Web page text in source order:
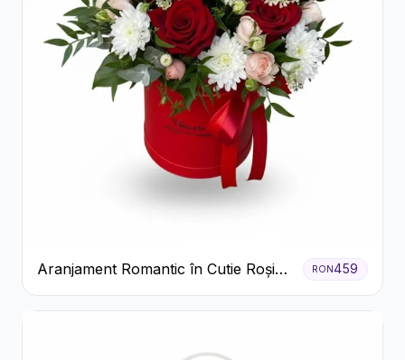
Aranjament Romantic în Cutie Roșie
cu Trandafiri și Crizanteme
RON459